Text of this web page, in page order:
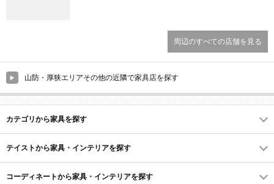
周辺のすべての店舗を見る
山防・厚狭エリアその他の近隣で家具店を探す
カテゴリから家具を探す
テイストから家具・インテリアを探す
コーディネートから家具・インテリアを探す